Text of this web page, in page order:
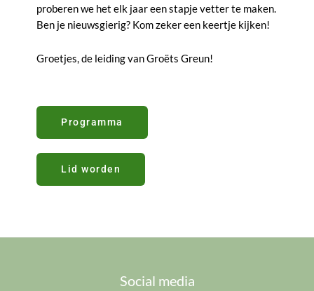
proberen we het elk jaar een stapje vetter te maken.
Ben je nieuwsgierig? Kom zeker een keertje kijken!
Groetjes, de leiding van Groëts Greun!
Programma
Lid worden
Social media